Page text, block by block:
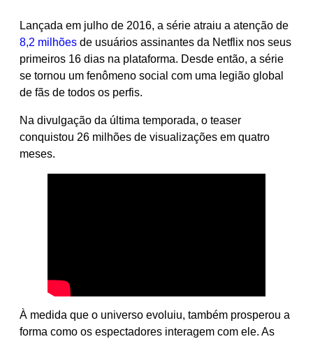
Lançada em julho de 2016, a série atraiu a atenção de
8,2 milhões de usuários assinantes da Netflix nos seus
primeiros 16 dias na plataforma. Desde então, a série
se tornou um fenômeno social com uma legião global
de fãs de todos os perfis.
Na divulgação da última temporada, o teaser
conquistou 26 milhões de visualizações em quatro
meses.
À medida que o universo evoluiu, também prosperou a
forma como os espectadores interagem com ele. As